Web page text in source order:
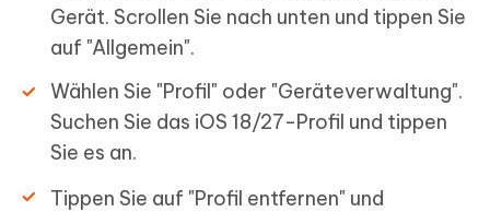
Gerät. Scrollen Sie nach unten und tippen Sie
auf "Allgemein".
Wählen Sie "Profil" oder "Geräteverwaltung".
Suchen Sie das iOS 18/27-Profil und tippen
Sie es an.
Tippen Sie auf "Profil entfernen" und